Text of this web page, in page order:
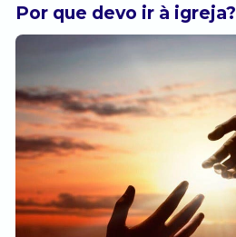
Por que devo ir à igreja?